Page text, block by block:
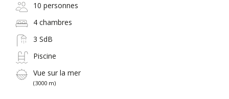
10 personnes
4 chambres
3 SdB
Piscine
Vue sur la mer
(3000 m)